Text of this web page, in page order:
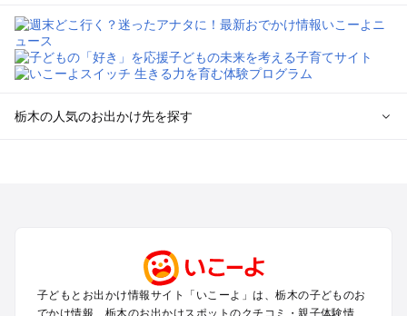
栃木の人気のお出かけ先を探す
小山・栃木・鹿沼周辺のプールお出かけ
熊谷・太田・足利・古河のプールお出かけ
塩原・矢板・大田原・西那須野のプールお出かけ
子どもとお出かけ情報サイト「いこーよ」は、栃木の子どものお
でかけ情報、栃木のお出かけスポットのクチコミ・親子体験情